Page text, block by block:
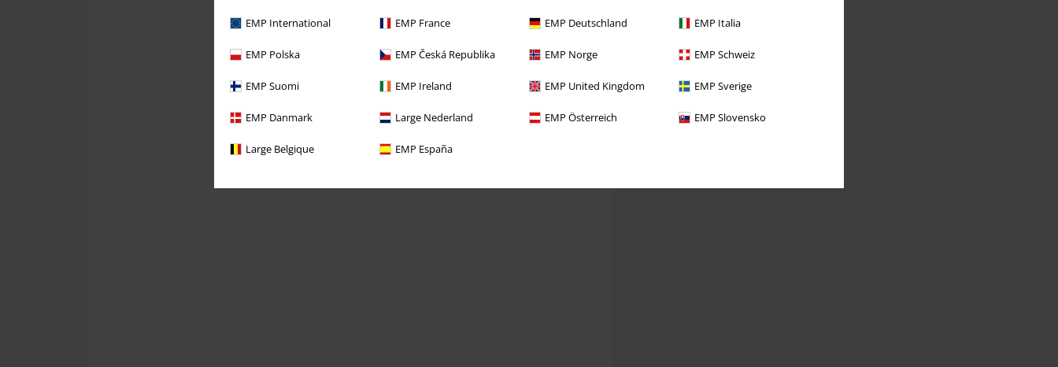
EMP International EMP France EMP Deutschland EMP Italia
EMP Polska EMP Česká Republika EMP Norge EMP Schweiz
EMP Suomi EMP Ireland EMP United Kingdom EMP Sverige
EMP Danmark Large Nederland EMP Österreich EMP Slovensko
Large Belgique EMP España